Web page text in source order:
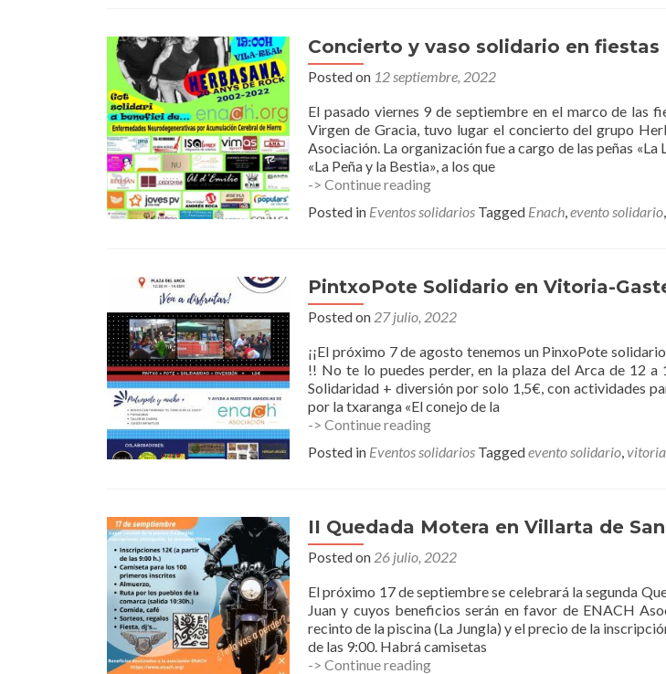
Concierto y vaso solidario en fiestas
Posted on 12 septiembre, 2022
El pasado viernes 9 de septiembre en el marco de las
Virgen de Gracia, tuvo lugar el concierto del grupo
Asociación. La organización fue a cargo de las peñas «La
«La Peña y la Bestia», a los que
-> Continue readingConcierto
vaso
fiestas
de
Vila-
Posted in Eventos solidarios Tagged Enach,evento solidario,
PintxoPote Solidario en Vitoria-
Posted on 27 julio, 2022
¡¡El próximo 7 de agosto tenemos un PinxoPote
!! No te lo puedes perder, en la plaza del Arca de 12
Solidaridad + diversión por solo 1,5€, con actividades
por la txaranga «El conejo de la
-> Continue readingPintxoPote
en
Posted in Eventos solidarios Taggedevento solidario,
II Quedada Motera en Villarta de
Posted on 26 julio, 2022
El próximo 17 de septiembre se celebrará la segunda
Juan y cuyos beneficios serán en favor de ENACH
recinto de la piscina (La Jungla) y el precio de la
de las 9:00. Habrá camisetas
-> Continue readingII